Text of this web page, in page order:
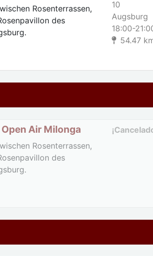
Rosenterrassen,
des
10
Augsburg
18:00-
54.47
Air Milonga
Rosenterrassen,
des